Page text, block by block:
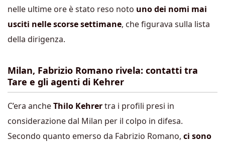
nelle ultime ore è stato reso noto uno dei nomi mai
usciti nelle scorse settimane, che figurava sulla lista
della dirigenza.
Milan, Fabrizio Romano rivela: contatti tra
Tare e gli agenti di Kehrer
C’era ancheThilo Kehrertra i profili presi in
considerazione dal Milan per il colpo in difesa.
Secondo quanto emerso da Fabrizio Romano, ci sono